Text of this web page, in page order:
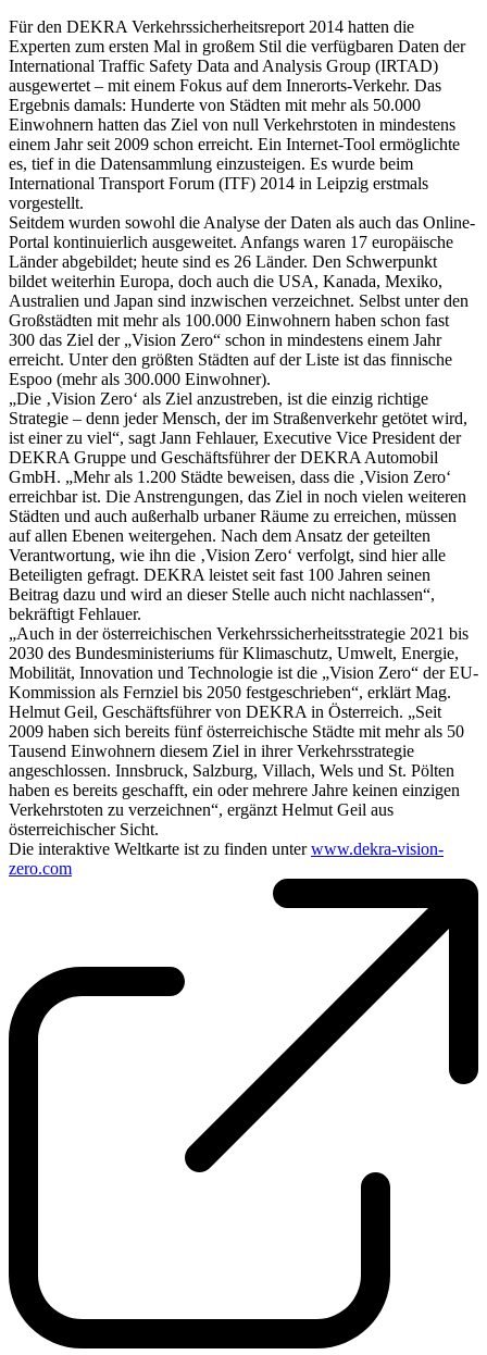
Für den DEKRA Verkehrssicherheitsreport 2014 hatten die
Experten zum ersten Mal in großem Stil die verfügbaren Daten der
International Traffic Safety Data and Analysis Group (IRTAD)
ausgewertet – mit einem Fokus auf dem Innerorts-Verkehr. Das
Ergebnis damals: Hunderte von Städten mit mehr als 50.000
Einwohnern hatten das Ziel von null Verkehrstoten in mindestens
einem Jahr seit 2009 schon erreicht. Ein Internet-Tool ermöglichte
es, tief in die Datensammlung einzusteigen. Es wurde beim
International Transport Forum (ITF) 2014 in Leipzig erstmals
vorgestellt.
Seitdem wurden sowohl die Analyse der Daten als auch das Online-
Portal kontinuierlich ausgeweitet. Anfangs waren 17 europäische
Länder abgebildet; heute sind es 26 Länder. Den Schwerpunkt
bildet weiterhin Europa, doch auch die USA, Kanada, Mexiko,
Australien und Japan sind inzwischen verzeichnet. Selbst unter den
Großstädten mit mehr als 100.000 Einwohnern haben schon fast
300 das Ziel der „Vision Zero“ schon in mindestens einem Jahr
erreicht. Unter den größten Städten auf der Liste ist das finnische
Espoo (mehr als 300.000 Einwohner).
„Die ‚Vision Zero‘ als Ziel anzustreben, ist die einzig richtige
Strategie – denn jeder Mensch, der im Straßenverkehr getötet wird,
ist einer zu viel“, sagt Jann Fehlauer, Executive Vice President der
DEKRA Gruppe und Geschäftsführer der DEKRA Automobil
GmbH. „Mehr als 1.200 Städte beweisen, dass die ‚Vision Zero‘
erreichbar ist. Die Anstrengungen, das Ziel in noch vielen weiteren
Städten und auch außerhalb urbaner Räume zu erreichen, müssen
auf allen Ebenen weitergehen. Nach dem Ansatz der geteilten
Verantwortung, wie ihn die ‚Vision Zero‘ verfolgt, sind hier alle
Beteiligten gefragt. DEKRA leistet seit fast 100 Jahren seinen
Beitrag dazu und wird an dieser Stelle auch nicht nachlassen“,
bekräftigt Fehlauer.
„Auch in der österreichischen Verkehrssicherheitsstrategie 2021 bis
2030 des Bundesministeriums für Klimaschutz, Umwelt, Energie,
Mobilität, Innovation und Technologie ist die „Vision Zero“ der EU-
Kommission als Fernziel bis 2050 festgeschrieben“, erklärt Mag.
Helmut Geil, Geschäftsführer von DEKRA in Österreich. „Seit
2009 haben sich bereits fünf österreichische Städte mit mehr als 50
Tausend Einwohnern diesem Ziel in ihrer Verkehrsstrategie
angeschlossen. Innsbruck, Salzburg, Villach, Wels und St. Pölten
haben es bereits geschafft, ein oder mehrere Jahre keinen einzigen
Verkehrstoten zu verzeichnen“, ergänzt Helmut Geil aus
österreichischer Sicht.
Die interaktive Weltkarte ist zu finden unterwww.dekra-vision-
zero.com